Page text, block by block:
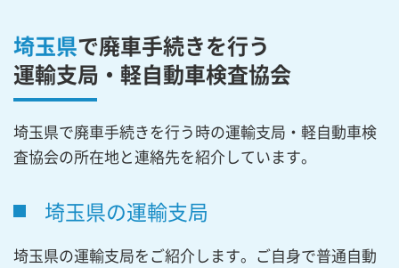
埼玉県で廃車手続きを行う
運輸支局・軽自動車検査協会
埼玉県で廃車手続きを行う時の運輸支局・軽自動車検
査協会の所在地と連絡先を紹介しています。
埼玉県の運輸支局
埼玉県の運輸支局をご紹介します。ご自身で普通自動